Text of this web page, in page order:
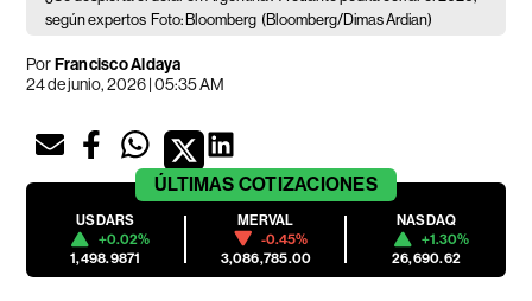
según expertos Foto: Bloomberg (Bloomberg/Dimas Ardian)
PorFrancisco Aldaya
24 de junio, 2026 | 05:35 AM
ÚLTIMAS COTIZACIONES
USDARS
+0.02%
1,498.9871
MERVAL
-0.45%
3,086,785.00
NASDAQ
+1.30%
26,690.62